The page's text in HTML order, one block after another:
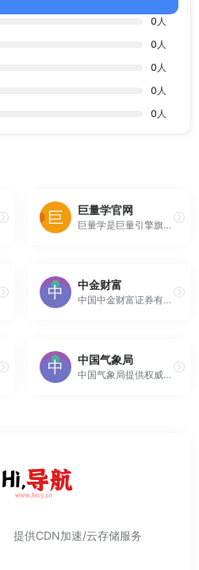
0 人
0 人
0 人
0 人
0 人
巨量学官网
巨量学是巨量引擎旗下数字营销职业教育平台,课程涵盖短视频运营、短视频营销投放推广、电商直播运营、电商直播带货技巧、广告营销等实操培训课程,为不同发展阶段的企业、从业者、创业者提供24小时免费学习机会。
中金财富
中国中金财富证券有限公司（中金财富）是中国国际金融股份有限公司（中金公司，601995.SH，3908.HK）的全资子公司。作为中金公司财富管理业务平台，中金财富凭借国际水准的产品与解决方案、专业的投资顾问团队、敏捷创新的金融科技平台，始终坚持以客户为中心，立足买方视角，为客户提供服务人生目标的投资...
中国气象局
中国气象局提供权威的天气预报、气象预警、卫星云图、雷达图等专业服务产品
提供CDN加速/云存储服务